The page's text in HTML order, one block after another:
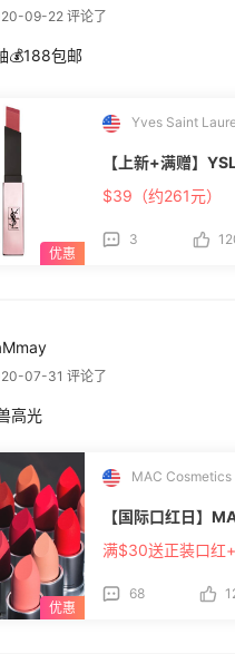
09-22 评论了
💰188包邮
Yves Saint
【上新+满赠】
$39（约261元）
3
07-31 评论了
高光
MAC Cosmetics
【国际口红日】
满$30送正装口红
68